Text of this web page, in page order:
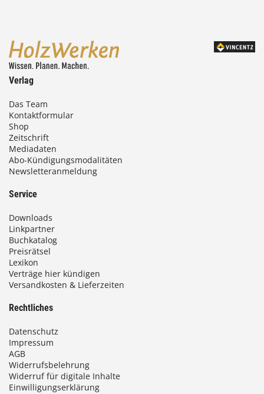
Verlag
Das Team
Kontaktformular
Shop
Zeitschrift
Mediadaten
Abo-Kündigungsmodalitäten
Newsletteranmeldung
Service
Downloads
Linkpartner
Buchkatalog
Preisrätsel
Lexikon
Verträge hier kündigen
Versandkosten & Lieferzeiten
Rechtliches
Datenschutz
Impressum
AGB
Widerrufsbelehrung
Widerruf für digitale Inhalte
Einwilligungserklärung